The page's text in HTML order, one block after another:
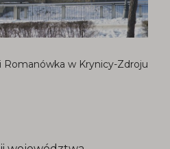
w Krynicy-Zdroju